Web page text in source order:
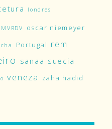
londres
MVRDV oscar niemeyer
Portugal rem
sanaa suecia
veneza
zaha hadid